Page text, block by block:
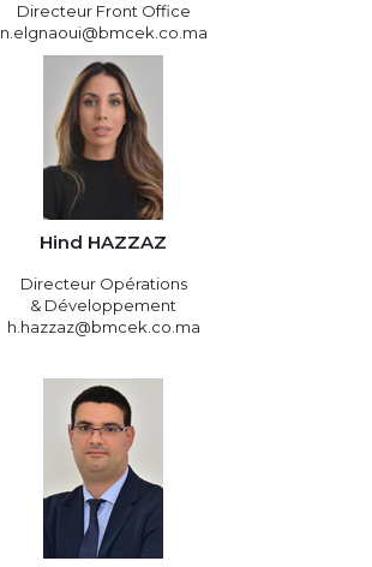
Directeur Front Office
n.elgnaoui@bmcek.co.ma
Hind HAZZAZ
Directeur Opérations
& Développement
h.hazzaz@bmcek.co.ma